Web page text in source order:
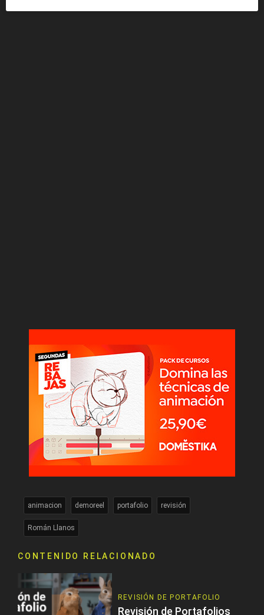
animacion demoreel portafolio revisión
Román Llanos
CONTENIDO RELACIONADO
REVISIÓN DE PORTAFOLIO
Revisión de Portafolios